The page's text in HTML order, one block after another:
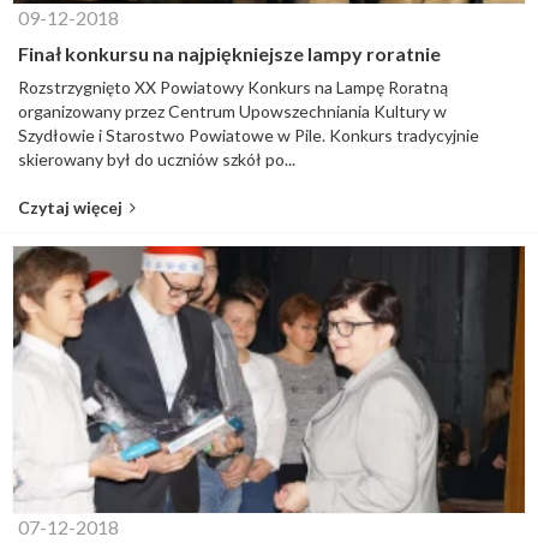
09-12-2018
Finał konkursu na najpiękniejsze lampy roratnie
Rozstrzygnięto XX Powiatowy Konkurs na Lampę Roratną
organizowany przez Centrum Upowszechniania Kultury w
Szydłowie i Starostwo Powiatowe w Pile. Konkurs tradycyjnie
skierowany był do uczniów szkół po...
Czytaj więcej
07-12-2018